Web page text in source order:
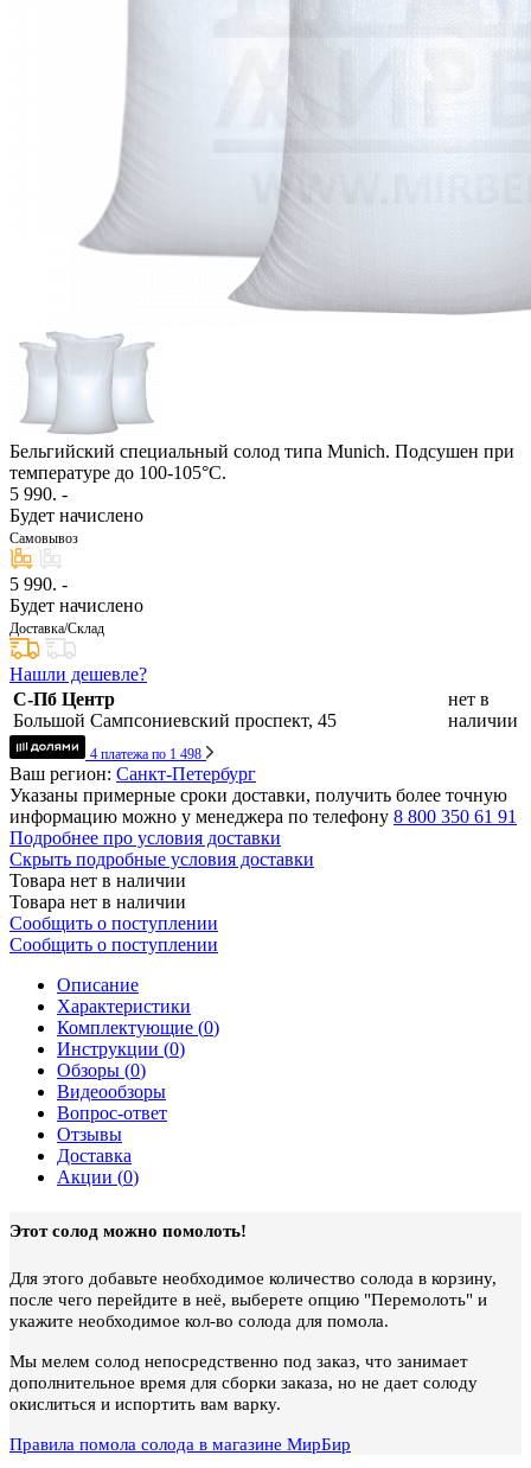
Бельгийский специальный солод типа Munich. Подсушен при
температуре до 100-105°C.
5 990. -
Будет начислено
Самовывоз
5 990. -
Будет начислено
Доставка/Склад
Нашли дешевле?
С-Пб Центр
Большой Сампсониевский проспект, 45
нет в
наличии
4 платежа по 1 498
Ваш регион: Санкт-Петербург
Указаны примерные сроки доставки, получить более точную
информацию можно у менеджера по телефону 8 800 350 61 91
Подробнее про условия доставки
Скрыть подробные условия доставки
Товара нет в наличии
Товара нет в наличии
Сообщить о поступлении
Сообщить о поступлении
Описание
Характеристики
Комплектующие (0)
Инструкции (0)
Обзоры (0)
Видеообзоры
Вопрос-ответ
Отзывы
Доставка
Акции (0)
Этот солод можно помолоть!
Для этого добавьте необходимое количество солода в корзину,
после чего перейдите в неё, выберете опцию "Перемолоть" и
укажите необходимое кол-во солода для помола.
Мы мелем солод непосредственно под заказ, что занимает
дополнительное время для сборки заказа, но не дает солоду
окислиться и испортить вам варку.
Правила помола солода в магазине МирБир